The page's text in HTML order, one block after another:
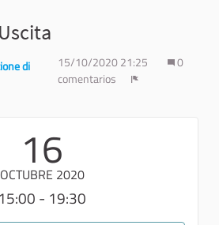
di
15/10/2020 21:25
0
comentarios
16
OCTUBRE 2020
15:00 - 19:30